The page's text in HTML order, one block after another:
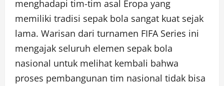
menghadapi tim-tim asal Eropa yang
memiliki tradisi sepak bola sangat kuat sejak
lama. Warisan dari turnamen FIFA Series ini
mengajak seluruh elemen sepak bola
nasional untuk melihat kembali bahwa
proses pembangunan tim nasional tidak bisa